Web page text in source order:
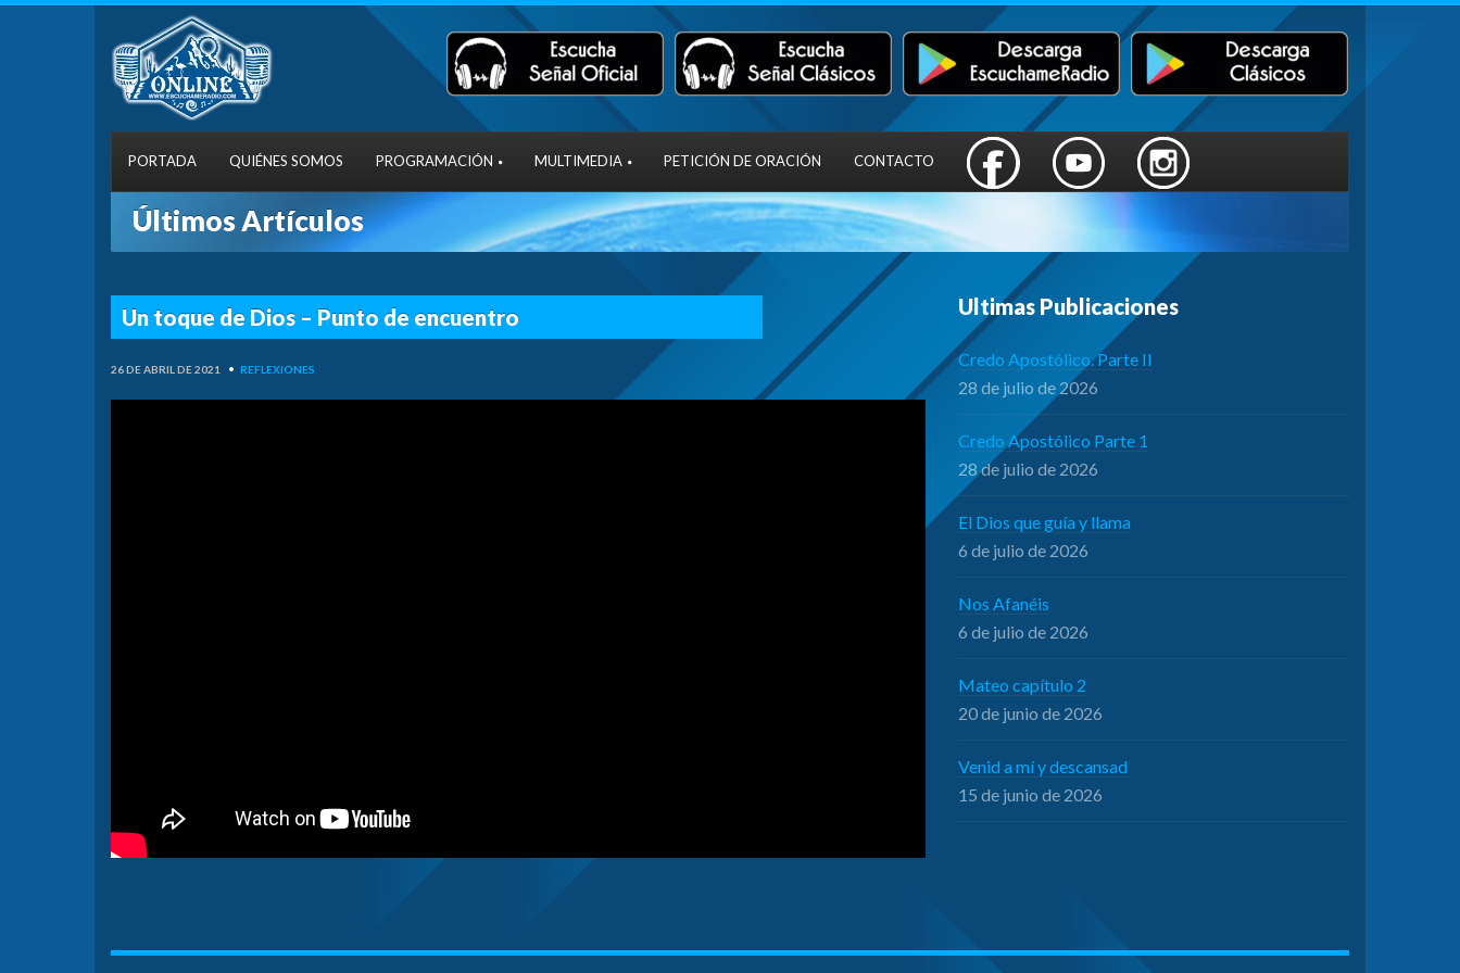
PORTADA QUIÉNES SOMOS PROGRAMACIÓN MULTIMEDIA PETICIÓN DE ORACIÓN CONTACTO
Últimos Artículos
Un toque de Dios – Punto de encuentro
26 DE ABRIL DE 2021 • REFLEXIONES
Ultimas Publicaciones
Credo Apostólico. Parte II
28 de julio de 2026
Credo Apostólico Parte 1
28 de julio de 2026
El Dios que guía y llama
6 de julio de 2026
Nos Afanéis
6 de julio de 2026
Mateo capítulo 2
20 de junio de 2026
Venid a mí y descansad
15 de junio de 2026